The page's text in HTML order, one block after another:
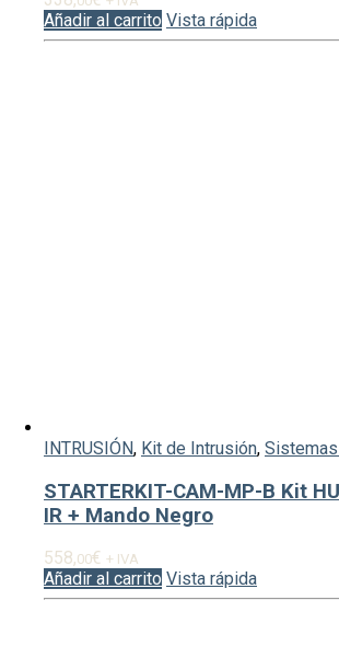
Añadir al carrito Vista rápida
INTRUSIÓN, Kit de Intrusión,
STARTERKIT-CAM-MP-B Kit
IR + Mando Negro
558,00€ + IVA
Añadir al carrito Vista rápida